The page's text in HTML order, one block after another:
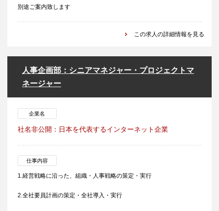
別途ご案内致します
この求人の詳細情報を見る
人事企画部：シニアマネジャー・プロジェクトマ
ネージャー
企業名
社名非公開：日本を代表するインターネット企業
仕事内容
1.経営戦略に沿った、組織・人事戦略の策定・実行
2.全社要員計画の策定・全社導入・実行